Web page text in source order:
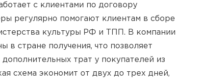
с клиентами по договору
регулярно помогают клиентам в сборе
культуры РФ и ТПП. В компании
в стране получения, что позволяет
трат у покупателей из
схема экономит от двух до трех дней,